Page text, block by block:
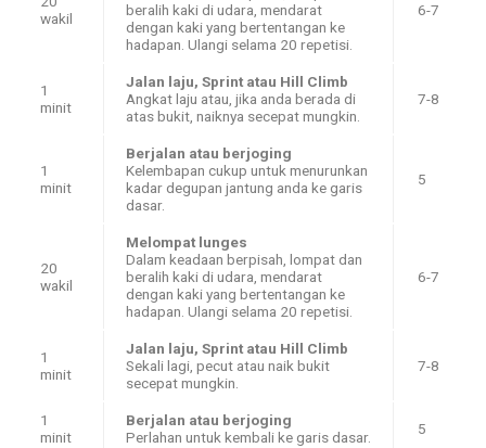
wakil
beralih kaki di udara, mendarat
dengan kaki yang bertentangan ke
hadapan. Ulangi selama 20 repetisi.
6-7
1
minit
Jalan laju, Sprint atau Hill Climb
Angkat laju atau, jika anda berada di
atas bukit, naiknya secepat mungkin.
7-8
1
minit
Berjalan atau berjoging
Kelembapan cukup untuk menurunkan
kadar degupan jantung anda ke garis
dasar.
5
20
wakil
Melompat lunges
Dalam keadaan berpisah, lompat dan
beralih kaki di udara, mendarat
dengan kaki yang bertentangan ke
hadapan. Ulangi selama 20 repetisi.
6-7
1
minit
Jalan laju, Sprint atau Hill Climb
Sekali lagi, pecut atau naik bukit
secepat mungkin.
7-8
1
minit
Berjalan atau berjoging
Perlahan untuk kembali ke garis dasar.
5